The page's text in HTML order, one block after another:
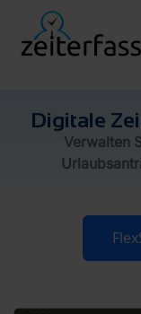
Digitale
Verwalten